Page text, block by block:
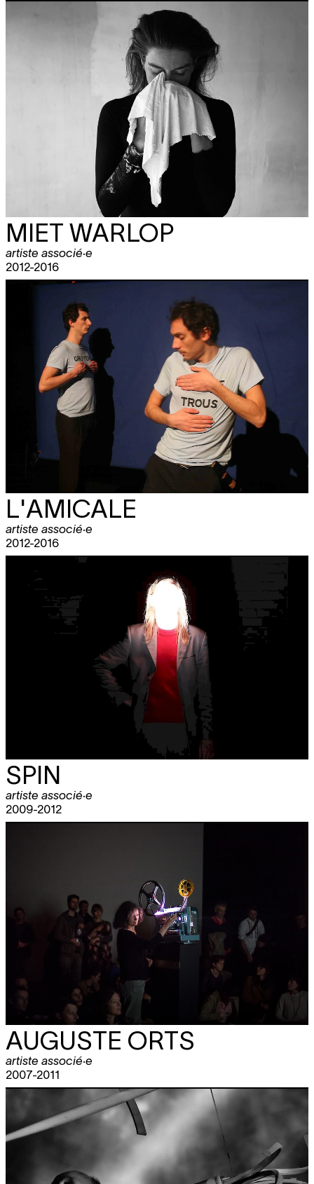
MIET WARLOP
artiste associé·e
2012-2016
L'AMICALE
artiste associé·e
2012-2016
SPIN
artiste associé·e
2009-2012
AUGUSTE ORTS
artiste associé·e
2007-2011